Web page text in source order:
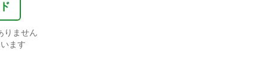
りません
ます